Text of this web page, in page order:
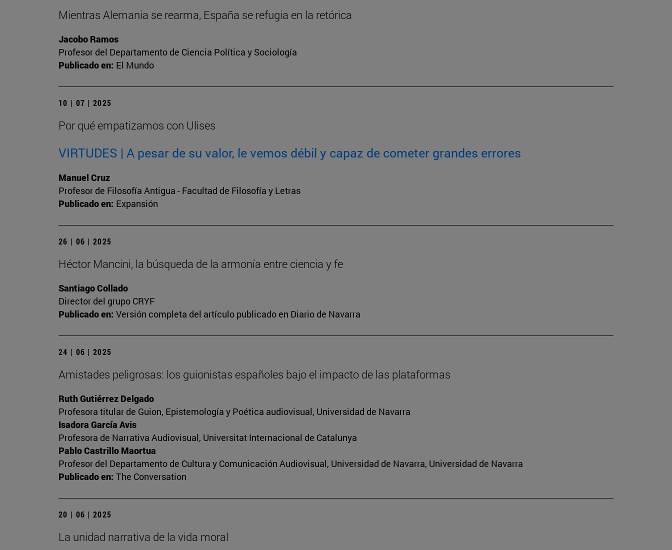
Mientras Alemania se rearma, España se refugia en la retórica
Jacobo Ramos
Profesor del Departamento de Ciencia Política y Sociología
Publicado en: El Mundo
10 | 07 | 2025
Por qué empatizamos con Ulises
VIRTUDES | A pesar de su valor, le vemos débil y capaz de cometer grandes errores
Manuel Cruz
Profesor de Filosofía Antigua - Facultad de Filosofía y Letras
Publicado en: Expansión
26 | 06 | 2025
Héctor Mancini, la búsqueda de la armonía entre ciencia y fe
Santiago Collado
Director del grupo CRYF
Publicado en: Versión completa del artículo publicado en Diario de Navarra
24 | 06 | 2025
Amistades peligrosas: los guionistas españoles bajo el impacto de las plataformas
Ruth Gutiérrez Delgado
Profesora titular de Guion, Epistemología y Poética audiovisual, Universidad de Navarra
Isadora García Avis
Profesora de Narrativa Audiovisual, Universitat Internacional de Catalunya
Pablo Castrillo Maortua
Profesor del Departamento de Cultura y Comunicación Audiovisual, Universidad de Navarra, Universidad de Navarra
Publicado en: The Conversation
20 | 06 | 2025
La unidad narrativa de la vida moral